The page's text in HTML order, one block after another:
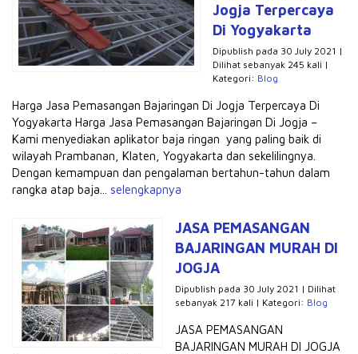
Jogja Terpercaya
Di Yogyakarta
Dipublish pada 30 July 2021 |
Dilihat sebanyak 245 kali |
Kategori: Blog
Harga Jasa Pemasangan Bajaringan Di Jogja Terpercaya Di
Yogyakarta Harga Jasa Pemasangan Bajaringan Di Jogja –
Kami menyediakan aplikator baja ringan yang paling baik di
wilayah Prambanan, Klaten, Yogyakarta dan sekelilingnya.
Dengan kemampuan dan pengalaman bertahun-tahun dalam
rangka atap baja... selengkapnya
JASA PEMASANGAN
BAJARINGAN MURAH DI
JOGJA
Dipublish pada 30 July 2021 | Dilihat
sebanyak 217 kali | Kategori: Blog
JASA PEMASANGAN
BAJARINGAN MURAH DI JOGJA